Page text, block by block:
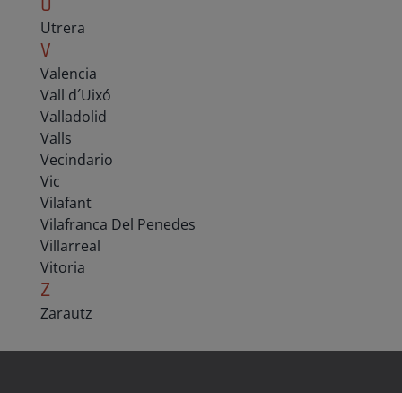
U
Utrera
V
Valencia
Vall d´Uixó
Valladolid
Valls
Vecindario
Vic
Vilafant
Vilafranca Del Penedes
Villarreal
Vitoria
Z
Zarautz